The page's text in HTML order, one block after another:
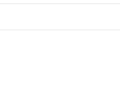
uz nadzor roditelja